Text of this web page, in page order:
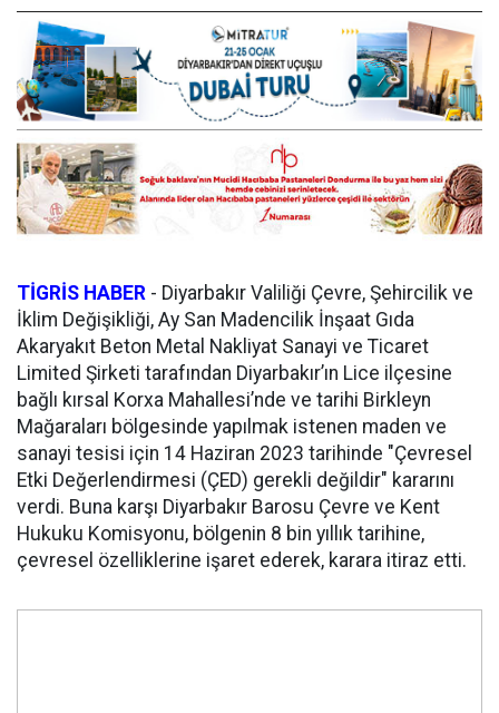
TİGRİS HABER - Diyarbakır Valiliği Çevre, Şehircilik ve
İklim Değişikliği, Ay San Madencilik İnşaat Gıda
Akaryakıt Beton Metal Nakliyat Sanayi ve Ticaret
Limited Şirketi tarafından Diyarbakır’ın Lice ilçesine
bağlı kırsal Korxa Mahallesi’nde ve tarihi Birkleyn
Mağaraları bölgesinde yapılmak istenen maden ve
sanayi tesisi için 14 Haziran 2023 tarihinde "Çevresel
Etki Değerlendirmesi (ÇED) gerekli değildir" kararını
verdi. Buna karşı Diyarbakır Barosu Çevre ve Kent
Hukuku Komisyonu, bölgenin 8 bin yıllık tarihine,
çevresel özelliklerine işaret ederek, karara itiraz etti.